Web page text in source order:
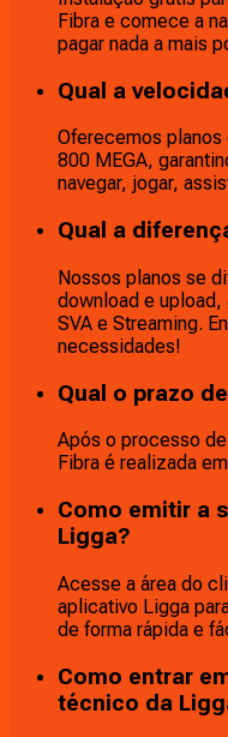
Fibra e comece a
pagar nada a mais
Qual a
Oferecemos
800 MEGA,
navegar, jogar,
Qual a
Nossos planos se
download e
SVA e Streaming.
necessidades!
Qual o prazo
Após o processo
Fibra é realizada
Como emitir a
Ligga?
Acesse a área do
aplicativo Ligga
de forma rápida e
Como entrar
técnico da